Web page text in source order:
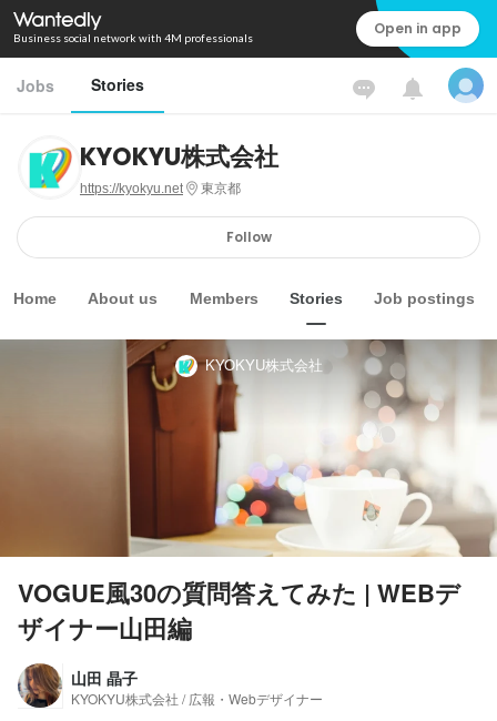
Business social network with 4M professionals Open in app
Jobs Stories
KYOKYU株式会社
https://kyokyu.net 東京都
Follow
Home About us Members Stories Job postings
KYOKYU株式会社
VOGUE風30の質問答えてみた | WEBデ
ザイナー山田編
山田 晶子
KYOKYU株式会社 / 広報・Webデザイナー